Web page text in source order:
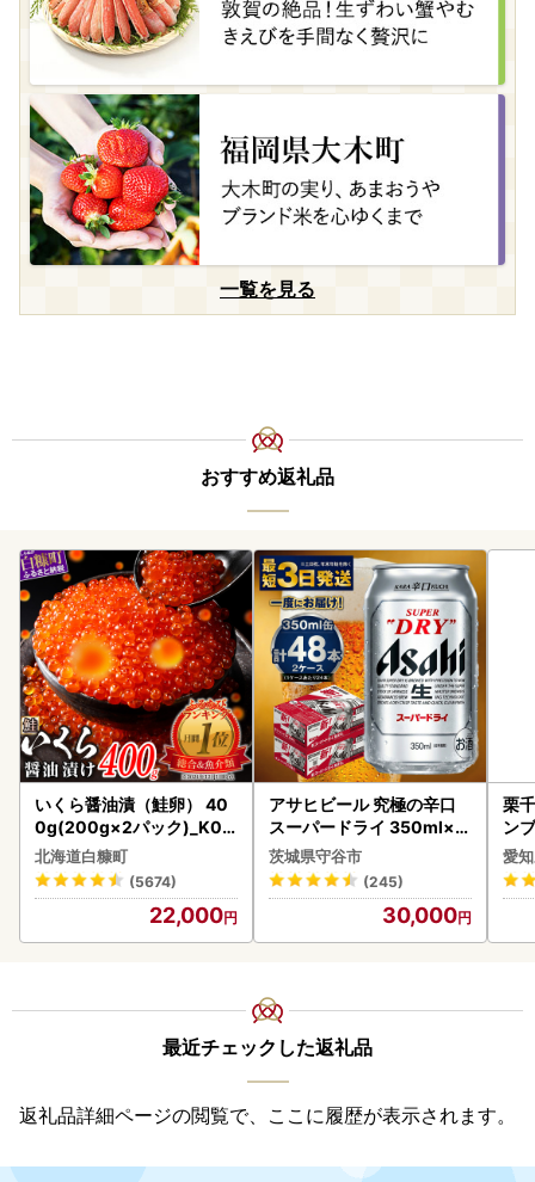
一覧を見る
おすすめ返礼品
いくら醤油漬（鮭卵） 40
0g(200g×2パック)_K02
2-1676
北海道白糠町
(5674)
22,000
アサヒビール 究極の辛口
スーパードライ 350ml×4
8本 ビール
茨城県守谷市
(245)
30,000
栗
ン
デ
愛
最近チェックした返礼品
返礼品詳細ページの閲覧で、ここに履歴が表示されます。